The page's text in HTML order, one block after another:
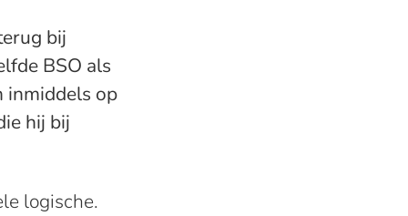
bij
BSO als
inmiddels op
hij bij
logische.